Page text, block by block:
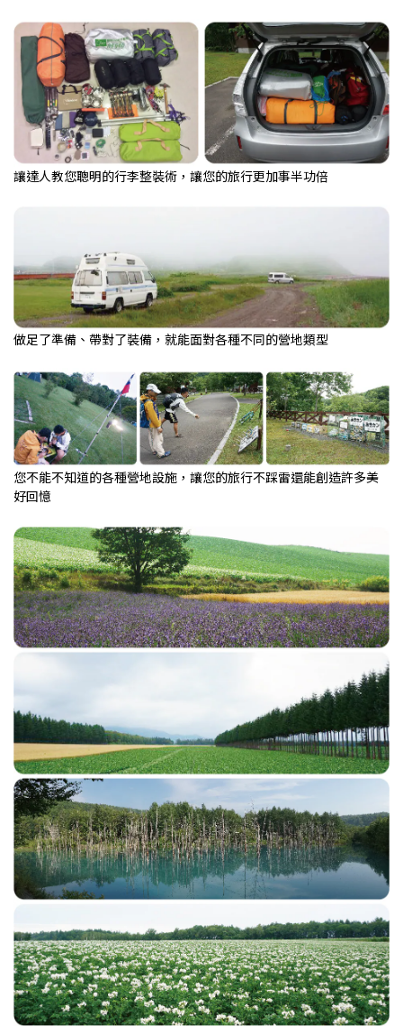
讓達人教您聰明的行李整裝術，讓您的旅行更加事半功倍
做足了準備、帶對了裝備，就能面對各種不同的營地類型
您不能不知道的各種營地設施，讓您的旅行不踩雷還能創造許多美
好回憶